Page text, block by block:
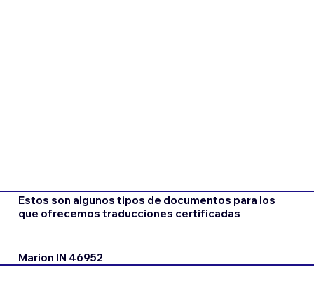
Estos son algunos tipos de documentos para los
que ofrecemos traducciones certificadas
Marion IN 46952